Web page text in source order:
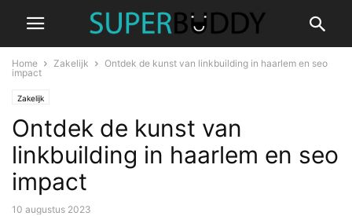
Home Zakelijk
Ontdek de kunst van linkbuilding in haarlem en seo
impact
Zakelijk
Ontdek de kunst van
linkbuilding in haarlem en seo
impact
10 augustus 2023